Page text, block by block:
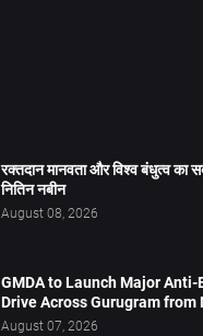
रक्तदान मानवता और विश्व बंधुत्व का
नितिन नबीन
August 08, 2026
GMDA to Launch Major
Drive Across Gurugram from
August 07, 2026